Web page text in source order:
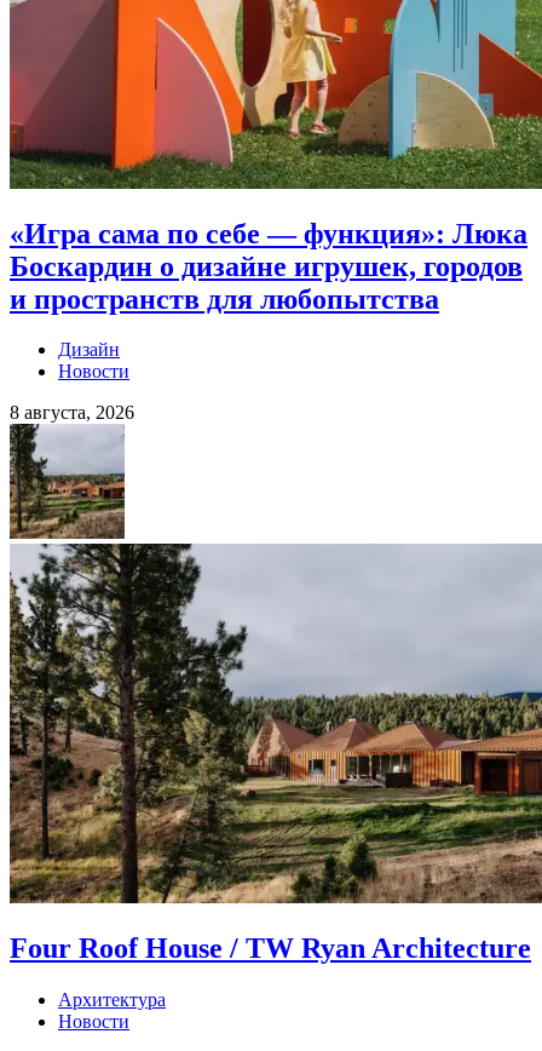
«Игра сама по себе — функция»: Люка
Боскардин о дизайне игрушек, городов
и пространств для любопытства
Дизайн
Новости
8 августа, 2026
Four Roof House / TW Ryan Architecture
Архитектура
Новости